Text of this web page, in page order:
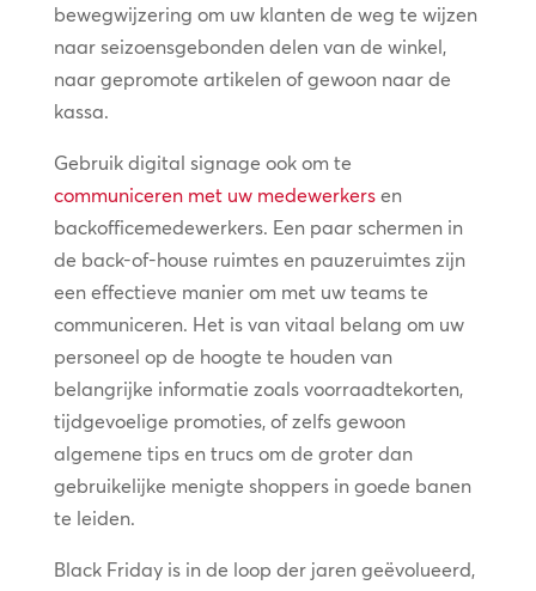
bewegwijzering om uw klanten de weg te wijzen
naar seizoensgebonden delen van de winkel,
naar gepromote artikelen of gewoon naar de
kassa.
Gebruik digital signage ook om te
communiceren met uw medewerkersen
backofficemedewerkers. Een paar schermen in
de back-of-house ruimtes en pauzeruimtes zijn
een effectieve manier om met uw teams te
communiceren. Het is van vitaal belang om uw
personeel op de hoogte te houden van
belangrijke informatie zoals voorraadtekorten,
tijdgevoelige promoties, of zelfs gewoon
algemene tips en trucs om de groter dan
gebruikelijke menigte shoppers in goede banen
te leiden.
Black Friday is in de loop der jaren geëvolueerd,